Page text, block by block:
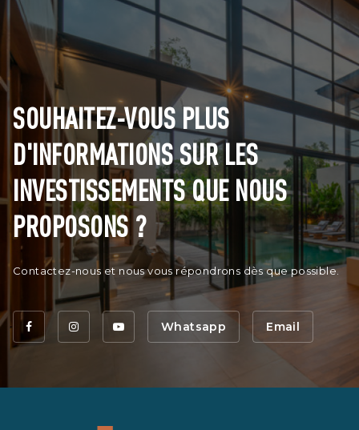
SOUHAITEZ-VOUS PLUS
D'INFORMATIONS SUR LES
INVESTISSEMENTS QUE NOUS
PROPOSONS ?
Contactez-nous et nous vous répondrons dès que possible.
Whatsapp Email